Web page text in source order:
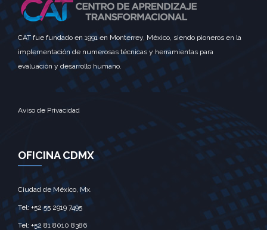
CAT fue fundado en 1991 en Monterrey, México, siendo pioneros en la
implementación de numerosas técnicas y herramientas para
evaluación y desarrollo humano.
Aviso de Privacidad
OFICINA CDMX
Ciudad de México, Mx.‎
Tel: +52 55 2919 7495‎
Tel: +52 81 8010 8386